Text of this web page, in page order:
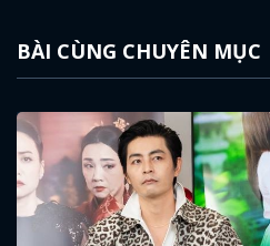
BÀI CÙNG CHUYÊN MỤC